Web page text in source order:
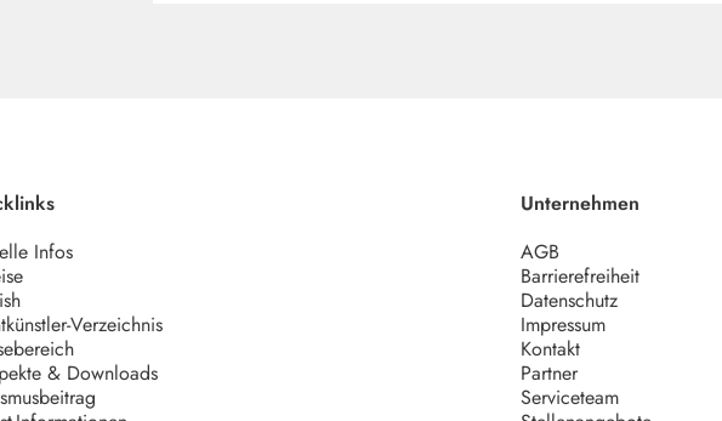
Infos
Verzeichnis
& Downloads
Unternehmen
AGB
Barrierefreiheit
Datenschutz
Impressum
Kontakt
Partner
Serviceteam